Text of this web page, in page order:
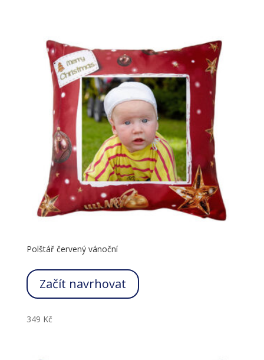
Polštář červený vánoční
Začít navrhovat
349 Kč